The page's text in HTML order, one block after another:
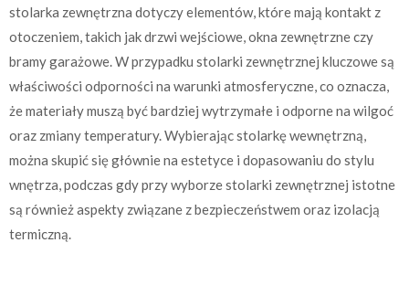
stolarka zewnętrzna dotyczy elementów, które mają kontakt z
otoczeniem, takich jak drzwi wejściowe, okna zewnętrzne czy
bramy garażowe. W przypadku stolarki zewnętrznej kluczowe są
właściwości odporności na warunki atmosferyczne, co oznacza,
że materiały muszą być bardziej wytrzymałe i odporne na wilgoć
oraz zmiany temperatury. Wybierając stolarkę wewnętrzną,
można skupić się głównie na estetyce i dopasowaniu do stylu
wnętrza, podczas gdy przy wyborze stolarki zewnętrznej istotne
są również aspekty związane z bezpieczeństwem oraz izolacją
termiczną.